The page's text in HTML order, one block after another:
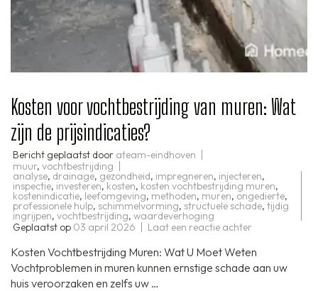
Kosten voor vochtbestrijding van muren: Wat
zijn de prijsindicaties?
Bericht geplaatst door ateam-eindhoven
muur, vochtbestrijding
analyse, drainage, gezondheid, impregneren, injecteren,
inspectie, investeren, kosten, kosten vochtbestrijding muren,
kostenindicatie, leefomgeving, methoden, muren, ongedierte,
professionele hulp, schimmelvorming, structuele schade, tijdig
ingrijpen, vochtbestrijding, waardeverhoging
Geplaatst op 03 april 2026 Laat een reactie achter
van
muren:
Kosten Vochtbestrijding Muren: Wat U Moet Weten
Vochtproblemen in muren kunnen ernstige schade aan uw
huis veroorzaken en zelfs uw …